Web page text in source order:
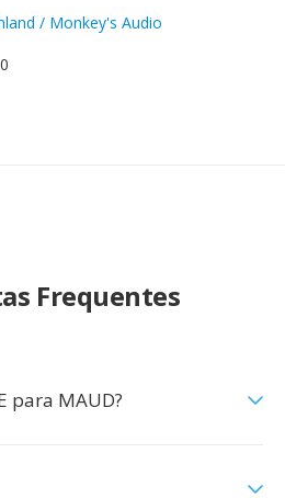
/ Monkey's Audio
Frequentes
para MAUD?